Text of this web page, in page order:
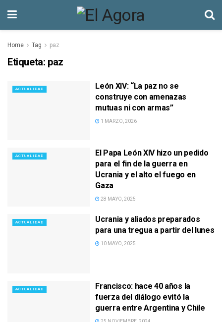
Home Tag paz
Etiqueta: paz
ACTUALIDAD
León XIV: “La paz no se
construye con amenazas
mutuas ni con armas”
1 MARZO, 2026
ACTUALIDAD
El Papa León XIV hizo un pedido
para el fin de la guerra en
Ucrania y el alto el fuego en
Gaza
28 MAYO, 2025
ACTUALIDAD
Ucrania y aliados preparados
para una tregua a partir del lunes
10 MAYO, 2025
ACTUALIDAD
Francisco: hace 40 años la
fuerza del diálogo evitó la
guerra entre Argentina y Chile